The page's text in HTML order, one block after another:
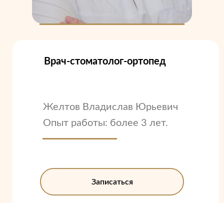
Записаться
Желтов Владислав Юрьевич
Опыт работы: более 3 лет.
Врач-стоматолог-ортопед